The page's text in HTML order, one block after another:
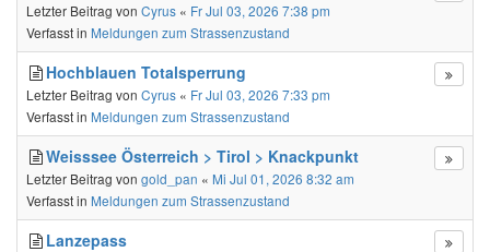
Letzter Beitrag von Cyrus « Fr Jul 03, 2026 7:38 pm
Verfasst in Meldungen zum Strassenzustand
Hochblauen Totalsperrung
Letzter Beitrag von Cyrus « Fr Jul 03, 2026 7:33 pm
Verfasst in Meldungen zum Strassenzustand
Weisssee Österreich > Tirol > Knackpunkt
Letzter Beitrag von gold_pan « Mi Jul 01, 2026 8:32 am
Verfasst in Meldungen zum Strassenzustand
Lanzepass